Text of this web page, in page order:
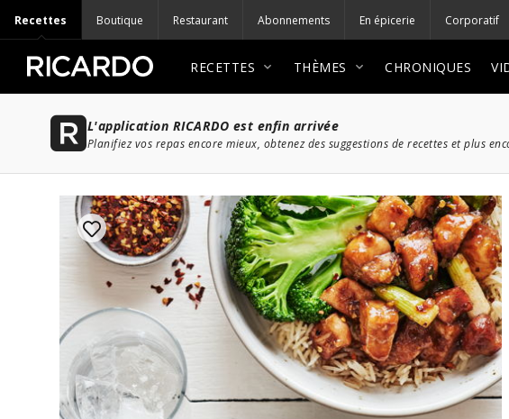
Recettes Boutique Restaurant Abonnements En épicerie Corporatif
RECETTES THÈMES CHRONIQUES
L'application RICARDO est enfin arrivée
Planifiez vos repas encore mieux, obtenez des suggestions de recettes et plus